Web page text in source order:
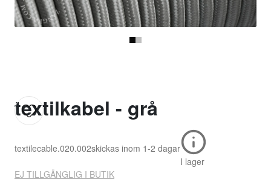
textilkabel - grå
textilecable.020.002skickas inom 1-2 dagar
I lager
EJ TILLGÄNGLIG I BUTIK